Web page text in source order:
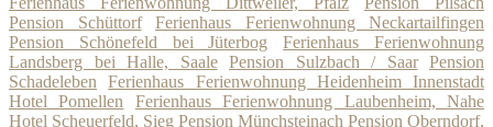
Pension Schüttorf
Ferienhaus Ferienwohnung Neckartailfingen
Pension Schönefeld bei Jüterbog
Ferienhaus Ferienwohnung
Landsberg bei Halle, Saale
Pension Sulzbach / Saar
Pension
Schadeleben
Ferienhaus Ferienwohnung Heidenheim Innenstadt
Hotel Pomellen
Ferienhaus Ferienwohnung Laubenheim, Nahe
Hotel Scheuerfeld, Sieg Pension Münchsteinach Pension Oberndorf,